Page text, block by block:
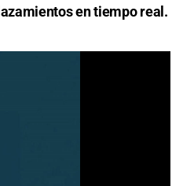
en tiempo real.